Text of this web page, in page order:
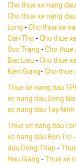
Cho thue xe nang
Cho thue xe nang
Long - Cho thue xe
Can Tho - Cho thue
Soc Trang - Cho thue
Bac Lieu - Cho thue
Kien Giang- Cho thue
Thue xe nang dau
xe nang dau Dong Nai
xe nang dau Tay Ninh
Thue xe nang dau
xe nang dau Ben Tre -
dau Dong Thap -
Hau Giang - Thue xe